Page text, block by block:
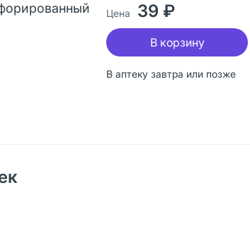
В аптеку завтра или позже
Цена 39 ₽
В корзину